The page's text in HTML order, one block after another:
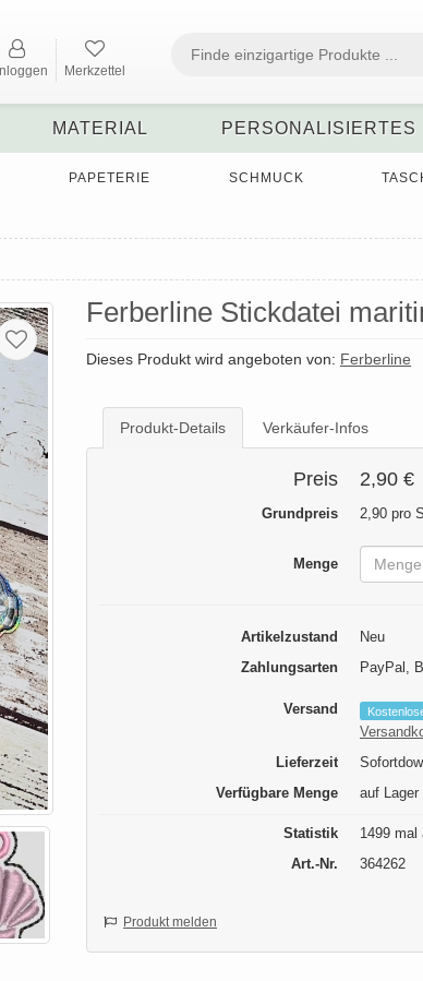
Merkzettel
MATERIAL PERSONALISIERTES
PAPETERIE SCHMUCK
Ferberline Stickdatei
Dieses Produkt wird angeboten von: Ferberline
Produkt-Details Verkäufer-Infos
Preis 2,90 €
Grundpreis 2,90 pro
Menge
Artikelzustand
Neu
Zahlungsarten
PayPal,
Versand
Lieferzeit
Verfügbare Menge
auf Lager
Statistik
1499 mal
Art.-Nr.
364262
Produkt melden